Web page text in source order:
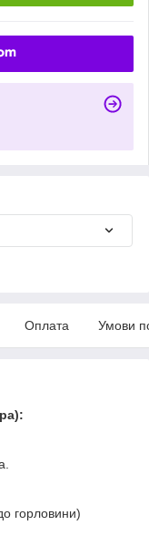
Оплата Умови
горловини)